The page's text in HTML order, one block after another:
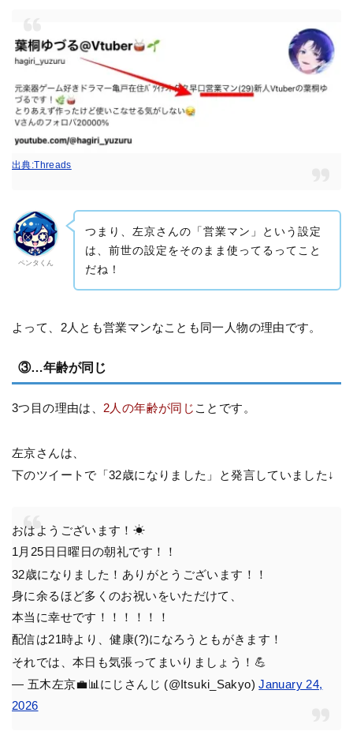
出典:Threads
ペンタくん
つまり、左京さんの「営業マン」という設定
は、前世の設定をそのまま使ってるってこと
だね！
よって、2人とも営業マンなことも同一人物の理由です。
③…年齢が同じ
3つ目の理由は、 2人の年齢が同じ ことです。
左京さんは、
下のツイートで「32歳になりました」と発言していました↓
おはようございます！☀
1月25日日曜日の朝礼です！！
32歳になりました！ありがとうございます！！
身に余るほど多くのお祝いをいただけて、
本当に幸せです！！！！！！
配信は21時より、健康(?)になろうともがきます！
それでは、本日も気張ってまいりましょう！💪
— 五木左京💼📊にじさんじ (@Itsuki_Sakyo)January 24,
2026